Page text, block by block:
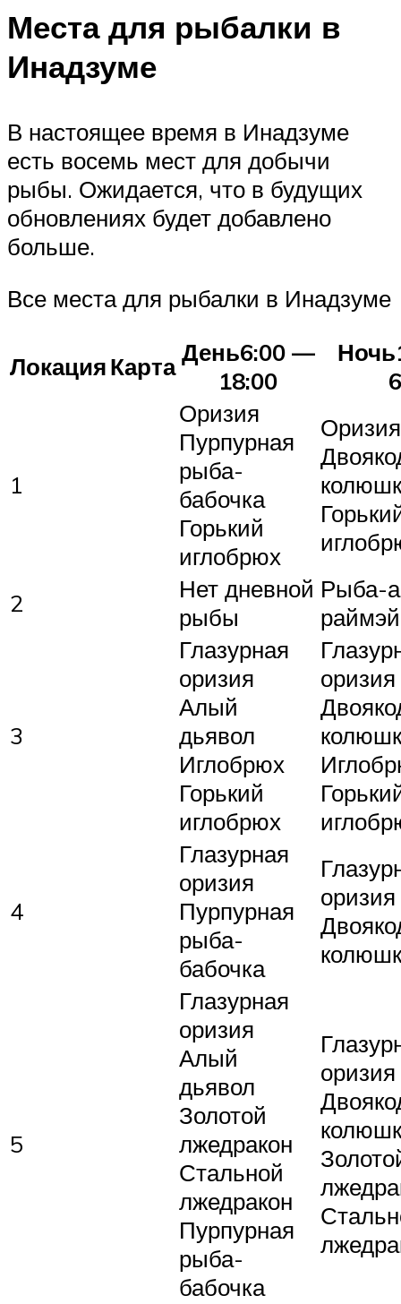
Места для рыбалки в
Инадзуме
В настоящее время в Инадзуме
есть восемь мест для добычи
рыбы. Ожидается, что в будущих
обновлениях будет добавлено
больше.
Все места для рыбалки в Инадзуме
ЛокацияКарта День6:00 —
18:00
1
Оризия
Пурпурная
рыба-
бабочка
Горький
иглобрюх
Оризия
2
Нет дневной
рыбы
Рыба-
раймэй
3
Глазурная
оризия
Алый
дьявол
Иглобрюх
Горький
иглобрюх
оризия
4
Глазурная
оризия
Пурпурная
рыба-
бабочка
оризия
5
Глазурная
оризия
Алый
дьявол
Золотой
лжедракон
Стальной
лжедракон
Пурпурная
рыба-
бабочка
оризия